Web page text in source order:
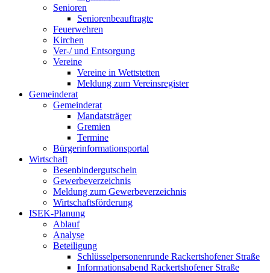
Senioren
Seniorenbeauftragte
Feuerwehren
Kirchen
Ver-/ und Entsorgung
Vereine
Vereine in Wettstetten
Meldung zum Vereinsregister
Gemeinderat
Gemeinderat
Mandatsträger
Gremien
Termine
Bürgerinformationsportal
Wirtschaft
Besenbindergutschein
Gewerbeverzeichnis
Meldung zum Gewerbeverzeichnis
Wirtschaftsförderung
ISEK-Planung
Ablauf
Analyse
Beteiligung
Schlüsselpersonenrunde Rackertshofener Straße
Informationsabend Rackertshofener Straße